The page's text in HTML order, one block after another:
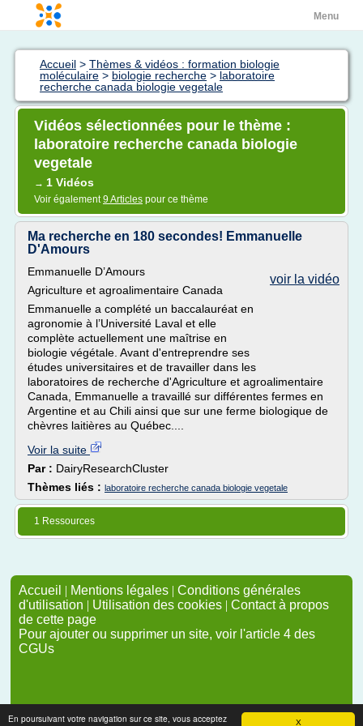
X
En poursuivant votre navigation sur ce site, vous acceptez
Menu
Accueil > Thèmes & vidéos : formation biologie
moléculaire > biologie recherche > laboratoire
recherche canada biologie vegetale
Vidéos sélectionnées pour le thème :
laboratoire recherche canada biologie
vegetale
→ 1 Vidéos
Voir également9 Articles pour ce thème
Ma recherche en 180 secondes! Emmanuelle
D'Amours
voir la vidéo
Emmanuelle D’Amours
Agriculture et agroalimentaire Canada
Emmanuelle a complété un baccalauréat en
agronomie à l’Université Laval et elle
complète actuellement une maîtrise en
biologie végétale. Avant d'entreprendre ses
études universitaires et de travailler dans les
laboratoires de recherche d'Agriculture et agroalimentaire
Canada, Emmanuelle a travaillé sur différentes fermes en
Argentine et au Chili ainsi que sur une ferme biologique de
chèvres laitières au Québec....
Voir la suite
Par : DairyResearchCluster
Thèmes liés : laboratoire recherche canada biologie vegetale
1 Ressources
Accueil | Mentions légales | Conditions générales
d'utilisation | Utilisation des cookies | Contact à propos
de cette page
Pour ajouter ou supprimer un site, voir l'article 4 des
CGUs